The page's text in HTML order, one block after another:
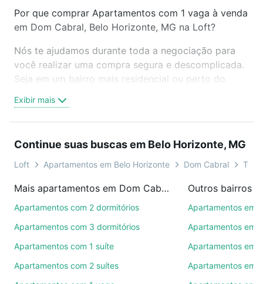
Por que comprar Apartamentos com 1 vaga à venda
em Dom Cabral, Belo Horizonte, MG na Loft?
Nós te ajudamos durante toda a negociação para
você realizar uma compra segura e descomplicada.
Seja em um bairro mais residencial ou perto do
oferta ideal de Apartamentos com 1 vaga à venda
em Dom Cabral, Belo Horizonte, MG para conquistar
videochamada, é grátis, sem compromisso e você
ainda conta com mais de 46 mil corretores e
de imóveis.
Como escolher um imóvel?
ruas, bairros e até condomínios favoritos. Você
também pode usar os filtros como quantidade de
quartos, suítes, com ou sem vaga de garagem para
Exibir mais
Continue suas buscas em Belo Horizonte, MG
Loft Apartamentos em Belo Horizonte Dom Cabral Tipo
Mais apartamentos em Dom Cabral
Apartamentos com 2 dormitórios
Apartamentos com 3 dormitórios
Apartamentos com 1 suíte
Apartamentos com 2 suítes
Apartamentos em
Apartamentos em
Apartamentos em
Apartamentos em